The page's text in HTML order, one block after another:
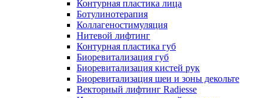
Контурная пластика лица
Ботулинотерапия
Коллагеностимуляция
Нитевой лифтинг
Контурная пластика губ
Биоревитализация губ
Биоревитализация кистей рук
Биоревитализация шеи и зоны декольте
Векторный лифтинг Radiesse